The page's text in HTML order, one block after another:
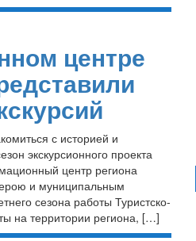
центре
с историей и
экскурсионного проекта
центр региона
и муниципальным
сезона работы Туристско-
на территории региона, […]